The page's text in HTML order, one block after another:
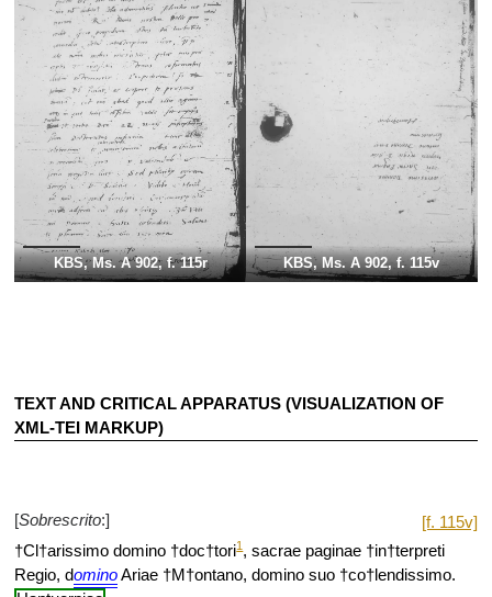
KBS, Ms. A 902, f. 115r KBS, Ms. A 902, f. 115v
TEXT AND CRITICAL APPARATUS (VISUALIZATION OF
XML-TEI MARKUP)
[f. 115v]
[Sobrescrito:]
†Cl†arissimo domino †doc†tori1 , sacrae paginae †in†terpreti
Regio, dominoAriae †M†ontano, domino suo †co†lendissimo.